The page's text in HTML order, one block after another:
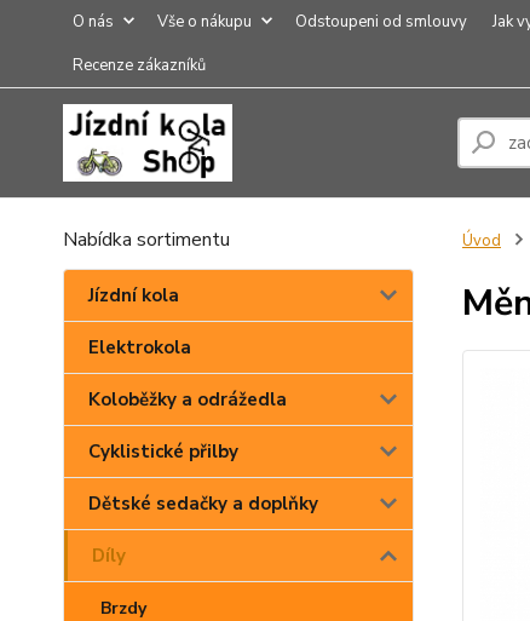
O nás Vše o nákupu Odstoupeni od smlouvy Jak
Recenze zákazníků
Nabídka sortimentu
Jízdní kola
Elektrokola
Koloběžky a odrážedla
Cyklistické přilby
Dětské sedačky a doplňky
Díly
Brzdy
Úvod